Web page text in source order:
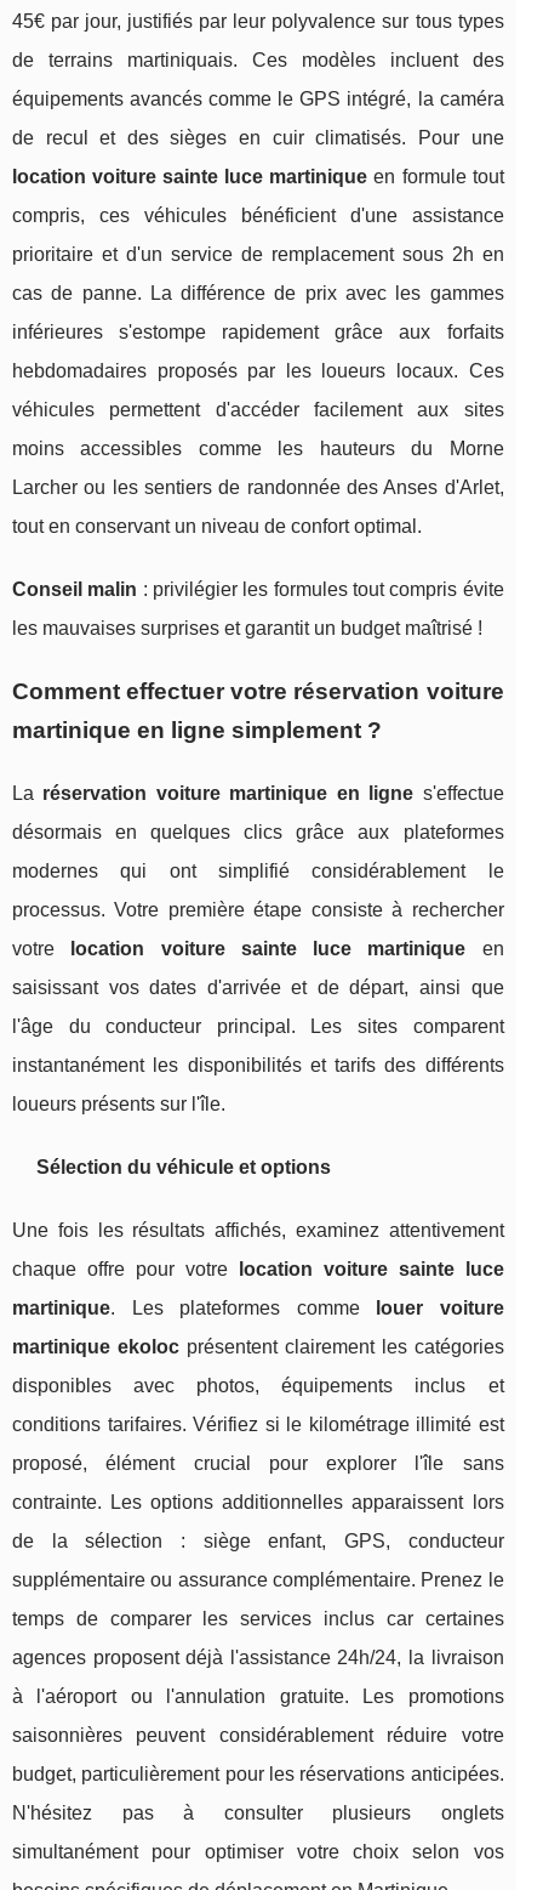
45€ par jour, justifiés par leur polyvalence sur tous types
de terrains martiniquais. Ces modèles incluent des
équipements avancés comme le GPS intégré, la caméra
de recul et des sièges en cuir climatisés. Pour une
location voiture sainte luce martinique en formule tout
compris, ces véhicules bénéficient d'une assistance
prioritaire et d'un service de remplacement sous 2h en
cas de panne. La différence de prix avec les gammes
inférieures s'estompe rapidement grâce aux forfaits
hebdomadaires proposés par les loueurs locaux. Ces
véhicules permettent d'accéder facilement aux sites
moins accessibles comme les hauteurs du Morne
Larcher ou les sentiers de randonnée des Anses d'Arlet,
tout en conservant un niveau de confort optimal.
Conseil malin : privilégier les formules tout compris évite
les mauvaises surprises et garantit un budget maîtrisé !
Comment effectuer votre réservation voiture
martinique en ligne simplement ?
La réservation voiture martinique en ligne s'effectue
désormais en quelques clics grâce aux plateformes
modernes qui ont simplifié considérablement le
processus. Votre première étape consiste à rechercher
votre
location voiture sainte luce martinique en
saisissant vos dates d'arrivée et de départ, ainsi que
l'âge du conducteur principal. Les sites comparent
instantanément les disponibilités et tarifs des différents
loueurs présents sur l'île.
Sélection du véhicule et options
Une fois les résultats affichés, examinez attentivement
chaque offre pour votre
location voiture sainte luce
martinique. Les plateformes comme
louer voiture
martinique ekolocprésentent clairement les catégories
disponibles avec photos, équipements inclus et
conditions tarifaires. Vérifiez si le kilométrage illimité est
proposé, élément crucial pour explorer l'île sans
contrainte. Les options additionnelles apparaissent lors
de la sélection : siège enfant, GPS, conducteur
supplémentaire ou assurance complémentaire. Prenez le
temps de comparer les services inclus car certaines
agences proposent déjà l'assistance 24h/24, la livraison
à l'aéroport ou l'annulation gratuite. Les promotions
saisonnières peuvent considérablement réduire votre
budget, particulièrement pour les réservations anticipées.
N'hésitez pas à consulter plusieurs onglets
simultanément pour optimiser votre choix selon vos